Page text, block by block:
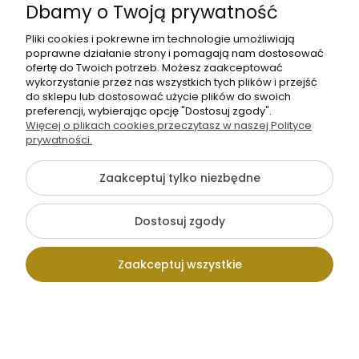
[6-8]
tłumnie na
zielonym tle [6-
8]
SOFTSHELL
WODOODPORNY
Wojskowy -
żołnierze i
samoloty na
[6-8]
55,00 zł
Na zamówienie
mb
WODOODPORNY
Wojskowy -
samoloty w
ogniu walki na
tle szarych
chmur [6-8]
55,00 zł
Na zamówienie
− +
1 2
Dbamy o Twoją prywatność
Pliki cookies i pokrewne im technologie umożliwiają
poprawne działanie strony i pomagają nam dostosować
ofertę do Twoich potrzeb. Możesz zaakceptować
wykorzystanie przez nas wszystkich tych plików i przejść
do sklepu lub dostosować użycie plików do swoich
preferencji, wybierając opcję "Dostosuj zgody".
Więcej o plikach cookies przeczytasz w naszej Polityce
prywatności.
Zaakceptuj tylko niezbędne
Dostosuj zgody
Zaakceptuj wszystkie